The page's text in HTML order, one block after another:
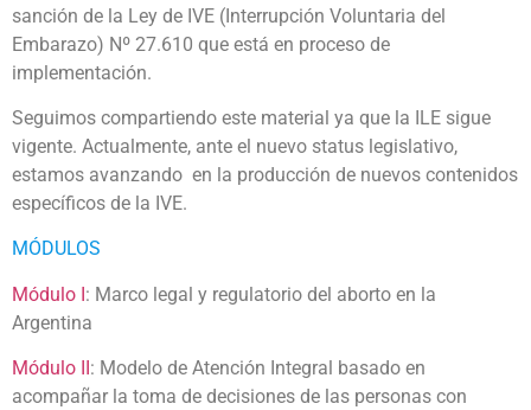
sanción de la Ley de IVE (Interrupción Voluntaria del
Embarazo) Nº 27.610 que está en proceso de
implementación.
Seguimos compartiendo este material ya que la ILE sigue
vigente. Actualmente, ante el nuevo status legislativo,
estamos avanzando en la producción de nuevos contenidos
específicos de la IVE.
MÓDULOS
Módulo I: Marco legal y regulatorio del aborto en la
Argentina
Módulo II: Modelo de Atención Integral basado en
acompañar la toma de decisiones de las personas con